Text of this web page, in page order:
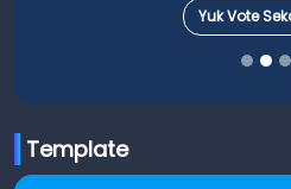
Yuk Vote
Template